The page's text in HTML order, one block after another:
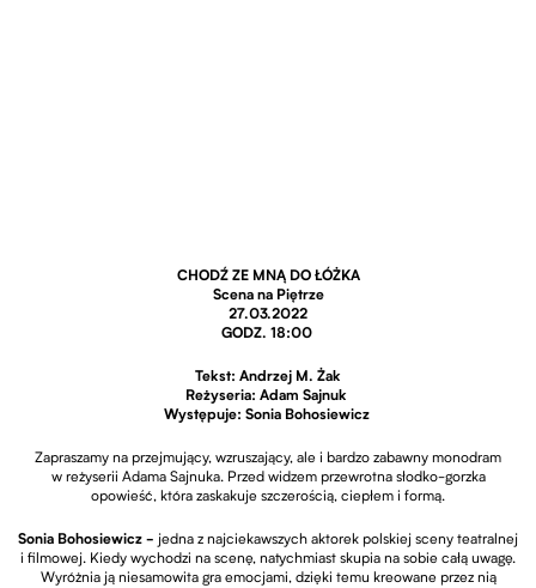
CHODŹ ZE MNĄ DO ŁÓŻKA
Scena na Piętrze
27.03.2022
GODZ. 18:00
Tekst: Andrzej M. Żak
Reżyseria: Adam Sajnuk
Występuje: Sonia Bohosiewicz
Zapraszamy na przejmujący, wzruszający, ale i bardzo zabawny monodram
w reżyserii Adama Sajnuka. Przed widzem przewrotna słodko-gorzka
opowieść, która zaskakuje szczerością, ciepłem i formą.
Sonia Bohosiewicz - jedna z najciekawszych aktorek polskiej sceny teatralnej
i filmowej. Kiedy wychodzi na scenę, natychmiast skupia na sobie całą uwagę.
Wyróżnia ją niesamowita gra emocjami, dzięki temu kreowane przez nią